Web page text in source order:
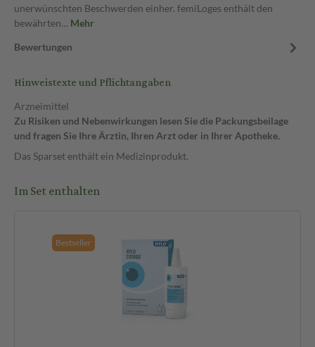
unerwünschten Beschwerden einher. femiLoges enthält den
bewährten… Mehr
Bewertungen
Hinweistexte und Pflichtangaben
Arzneimittel
Zu Risiken und Nebenwirkungen lesen Sie die Packungsbeilage
und fragen Sie Ihre Ärztin, Ihren Arzt oder in Ihrer Apotheke.
Das Sparset enthält ein Medizinprodukt.
Im Set enthalten
Bestseller